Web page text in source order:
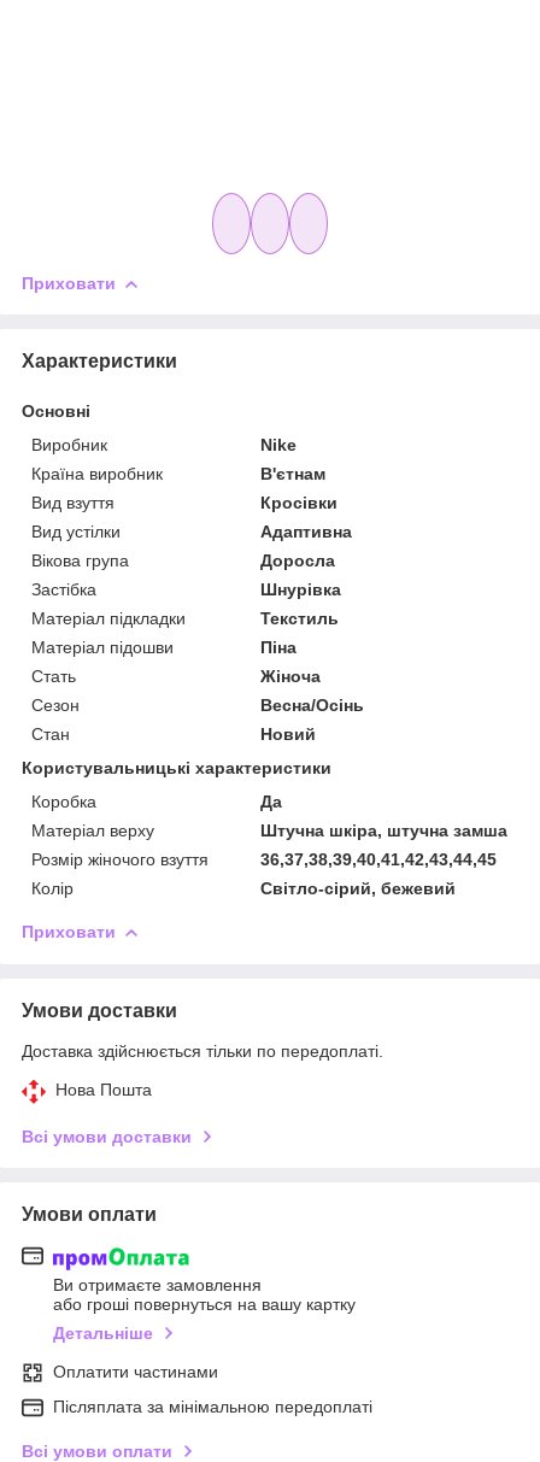
Приховати
Характеристики
Основні
Виробник
Nike
Країна виробник
В'єтнам
Вид взуття
Кросівки
Вид устілки
Адаптивна
Вікова група
Доросла
Застібка
Шнурівка
Матеріал підкладки
Текстиль
Матеріал підошви
Піна
Стать
Жіноча
Сезон
Весна/Осінь
Стан
Новий
Користувальницькі характеристики
Коробка
Да
Матеріал верху
Штучна шкіра, штучна замша
Розмір жіночого взуття
36,37,38,39,40,41,42,43,44,45
Колір
Світло-сірий, бежевий
Приховати
Умови доставки
Доставка здійснюється тільки по передоплаті.
Нова Пошта
Всі умови доставки
Умови оплати
Ви отримаєте замовлення
або гроші повернуться на вашу картку
Детальніше
Оплатити частинами
Післяплата за мінімальною передоплаті
Всі умови оплати